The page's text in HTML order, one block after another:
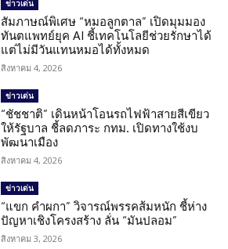
ข่าวเด่น
สัมภาษณ์พิเศษ “หมอลูกตาล” เปิดมุมมอง
ทันตแพทย์ยุค AI ชี้เทคโนโลยีช่วยรักษาได้
แต่ไม่มีวันแทนหมอได้ทั้งหมด
สิงหาคม 4, 2026
ข่าวเด่น
“ชัชชาติ” เดินหน้าโอนรถไฟฟ้าสายสีเขียว
ให้รัฐบาล ชี้ลดภาระ กทม. เปิดทางใช้งบ
พัฒนาเมือง
สิงหาคม 4, 2026
ข่าวเด่น
“แขก คำผกา” วิจารณ์พรรคส้มหนัก ชี้ห่าง
ปัญหาเชิงโครงสร้าง ลั่น “มันปลอม”
สิงหาคม 3, 2026